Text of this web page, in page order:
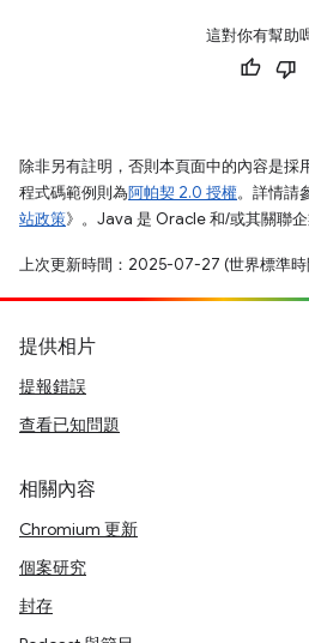
這對你有幫助
除非另有註明，否則本頁面中的內容是採
程式碼範例則為阿帕契 2.0 授權。詳情請
站政策》。Java 是 Oracle 和/或其關聯企
上次更新時間：2025-07-27 (世界標準時
提供相片
提報錯誤
查看已知問題
相關內容
Chromium 更新
個案研究
封存